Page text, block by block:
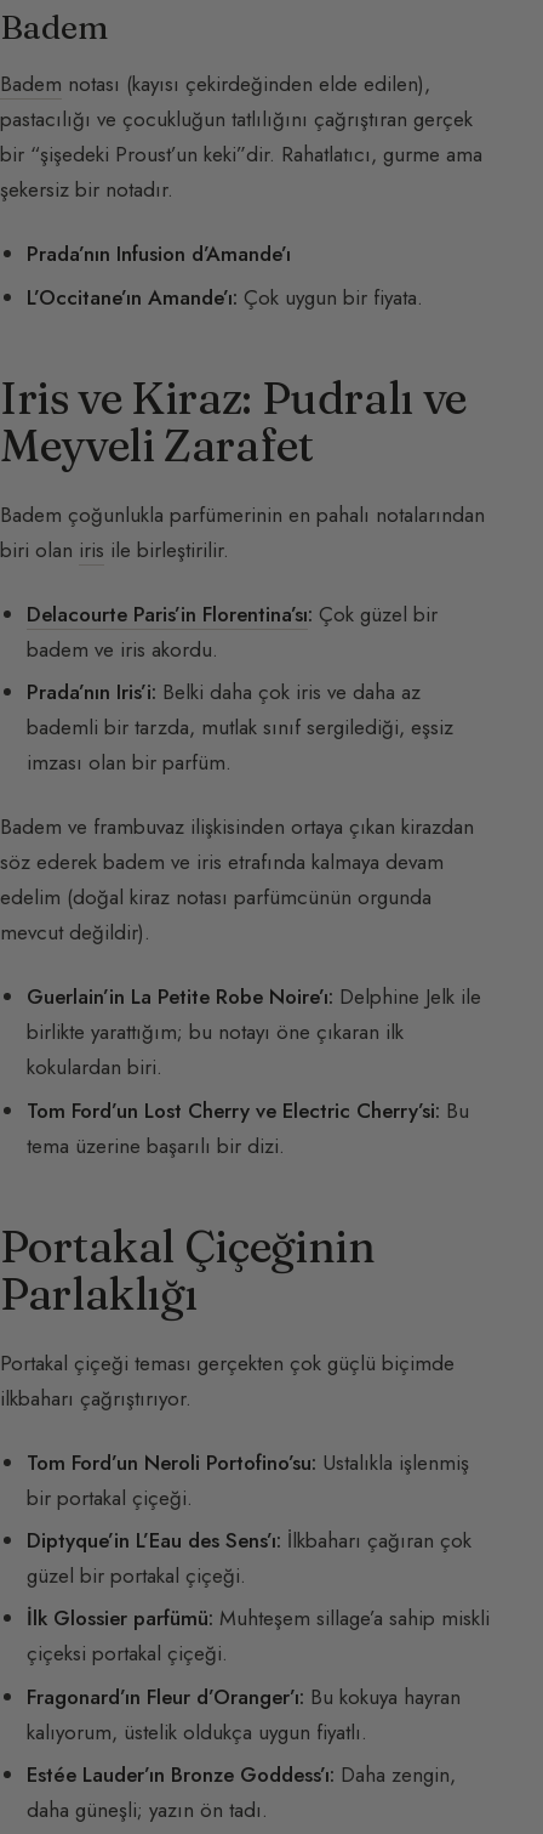
Badem
Badem notası (kayısı çekirdeğinden elde edilen),
pastacılığı ve çocukluğun tatlılığını çağrıştıran gerçek
bir “şişedeki Proust’un keki”dir. Rahatlatıcı, gurme ama
şekersiz bir notadır.
Prada’nın Infusion d’Amande’ı
L’Occitane’ın Amande’ı: Çok uygun bir fiyata.
Iris ve Kiraz: Pudralı ve
Meyveli Zarafet
Badem çoğunlukla parfümerinin en pahalı notalarından
biri olan iris ile birleştirilir.
Delacourte Paris’in Florentina’sı: Çok güzel bir
badem ve iris akordu.
Prada’nın Iris’i: Belki daha çok iris ve daha az
bademli bir tarzda, mutlak sınıf sergilediği, eşsiz
imzası olan bir parfüm.
Badem ve frambuvaz ilişkisinden ortaya çıkan kirazdan
söz ederek badem ve iris etrafında kalmaya devam
edelim (doğal kiraz notası parfümcünün orgunda
mevcut değildir).
Guerlain’in La Petite Robe Noire’ı: Delphine Jelk ile
birlikte yarattığım; bu notayı öne çıkaran ilk
kokulardan biri.
Tom Ford’un Lost Cherry ve Electric Cherry’si: Bu
tema üzerine başarılı bir dizi.
Portakal Çiçeğinin
Parlaklığı
Portakal çiçeği teması gerçekten çok güçlü biçimde
ilkbaharı çağrıştırıyor.
Tom Ford’un Neroli Portofino’su: Ustalıkla işlenmiş
bir portakal çiçeği.
Diptyque’in L’Eau des Sens’ı: İlkbaharı çağıran çok
güzel bir portakal çiçeği.
İlk Glossier parfümü: Muhteşem sillage’a sahip miskli
çiçeksi portakal çiçeği.
Fragonard’ın Fleur d’Oranger’ı: Bu kokuya hayran
kalıyorum, üstelik oldukça uygun fiyatlı.
Estée Lauder’ın Bronze Goddess’ı: Daha zengin,
daha güneşli; yazın ön tadı.